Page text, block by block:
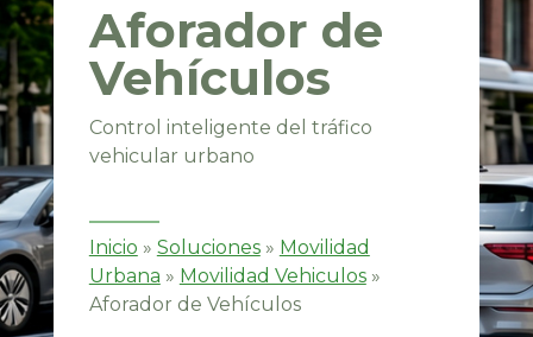
Aforador de
Vehículos
Control inteligente del tráfico
vehicular urbano
Inicio » Soluciones» Movilidad
Urbana » Movilidad Vehiculos»
Aforador de Vehículos